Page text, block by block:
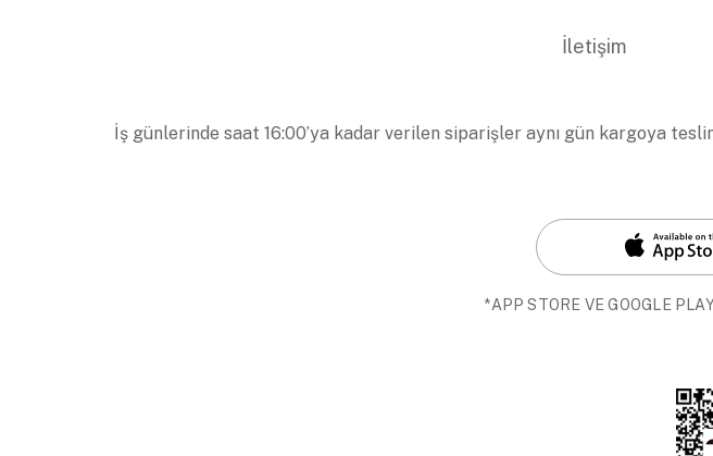
İletişim
İş günlerinde saat 16:00’ya kadar verilen siparişler aynı gün kargoya
*APP STORE VE GOOGLE